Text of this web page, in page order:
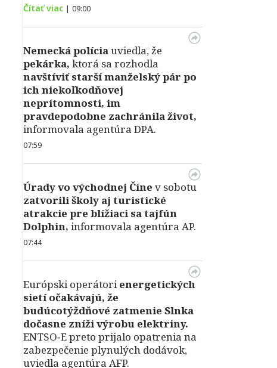
Čítať viac | 09:00
Nemecká políciauviedla, že
pekárka, ktorá sa rozhodla
navštíviť starší manželský pár po
ich niekoľkodňovej
neprítomnosti, im
pravdepodobne zachránila život,
informovala agentúra DPA.
07:59
Úrady vo východnej Číne v sobotu
zatvorili školy aj turistické
atrakcie pre blížiaci sa tajfún
Dolphin, informovala agentúra AP.
07:44
Európski operátorienergetických
sietí očakávajú, že
budúcotýždňové zatmenie Slnka
dočasne zníži výrobu elektriny.
ENTSO‑E preto prijalo opatrenia na
zabezpečenie plynulých dodávok,
uviedla agentúra AFP.